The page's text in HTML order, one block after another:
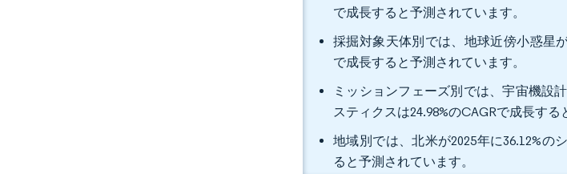
で成長すると予測されています。
採掘対象天体別では、地球近傍小惑星
で成長すると予測されています。
ミッションフェーズ別では、宇宙機設
スティクスは24.98%のCAGRで成長する
地域別では、北米が2025年に36.12%の
ると予測されています。